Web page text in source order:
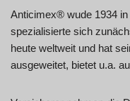
Anticimex® wude 1934
spezialisierte sich
heute weltweit und hat
ausgeweitet, bietet u.a.